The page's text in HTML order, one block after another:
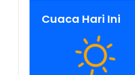
Cuaca Hari Ini